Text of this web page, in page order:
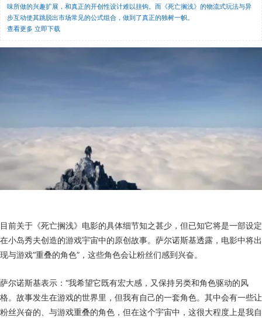
味所做的兴趣扩展，和真正的开创性设计难以挂钩。而《死亡搁浅》的物流式玩法与异
步互动使其跳脱出市场常见的公式组合，做到了真正的独树一帜。
查看更多 立即下载
目前关于《死亡搁浅》电影的具体细节知之甚少，但已知它将是一部设定
在小岛秀夫创造的游戏宇宙中的原创故事。萨尔诺斯基透露，电影中将出
现与游戏“重叠的角色”，这些角色会让粉丝们感到兴奋。
萨尔诺斯基表示：“我希望它既有宏大感，又保持另类和角色驱动的风
格。故事发生在游戏的世界里，但我有自己的一套角色。其中会有一些让
粉丝兴奋的、与游戏重叠的角色，但在这个宇宙中，这很大程度上是我自